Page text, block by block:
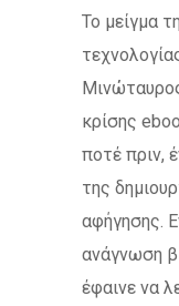
Το μείγμα
κρίσης
ποτέ πριν,
της
αφήγησης.
ανάγνωση
έφαινε να